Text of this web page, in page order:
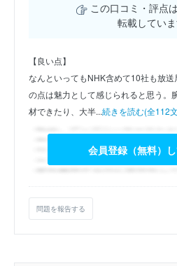
この口コミ・評点
転載していま
【良い点】
なんといってもNHK含めて10社も放
の点は魅力として感じられると思う。
材できたり、大半...続きを読む(全112
会員登録（無料）
問題を報告する